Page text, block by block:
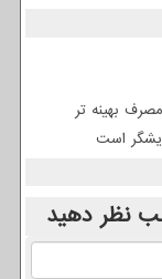
بهینه تر
است
نظر دهید